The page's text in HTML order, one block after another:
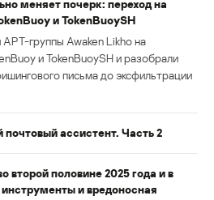
меняет почерк: переход на
и TokenBuoySH
группы Awaken Likho на
и TokenBuoySH и разобрали
письма до эксфильтрации
ассистент. Часть 2
второй половине 2025 года и в
и вредоносная